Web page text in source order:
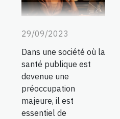
29/09/2023
Dans une société où la
santé publique est
devenue une
préoccupation
majeure, il est
essentiel de